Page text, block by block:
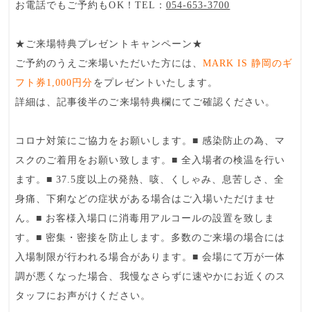
お電話でもご予約もOK！TEL： 054-653-3700
★ご来場特典プレゼントキャンペーン★
ご予約のうえご来場いただいた方には、 MARK IS 静岡のギ
フト券1,000円分 をプレゼントいたします。
詳細は、記事後半のご来場特典欄にてご確認ください。
コロナ対策にご協力をお願いします。■ 感染防止の為、マ
スクのご着用をお願い致します。■ 全入場者の検温を行い
ます。■ 37.5度以上の発熱、咳、くしゃみ、息苦しさ、全
身痛、下痢などの症状がある場合はご入場いただけませ
ん。■ お客様入場口に消毒用アルコールの設置を致しま
す。■ 密集・密接を防止します。多数のご来場の場合には
入場制限が行われる場合があります。■ 会場にて万が一体
調が悪くなった場合、我慢なさらずに速やかにお近くのス
タッフにお声がけください。